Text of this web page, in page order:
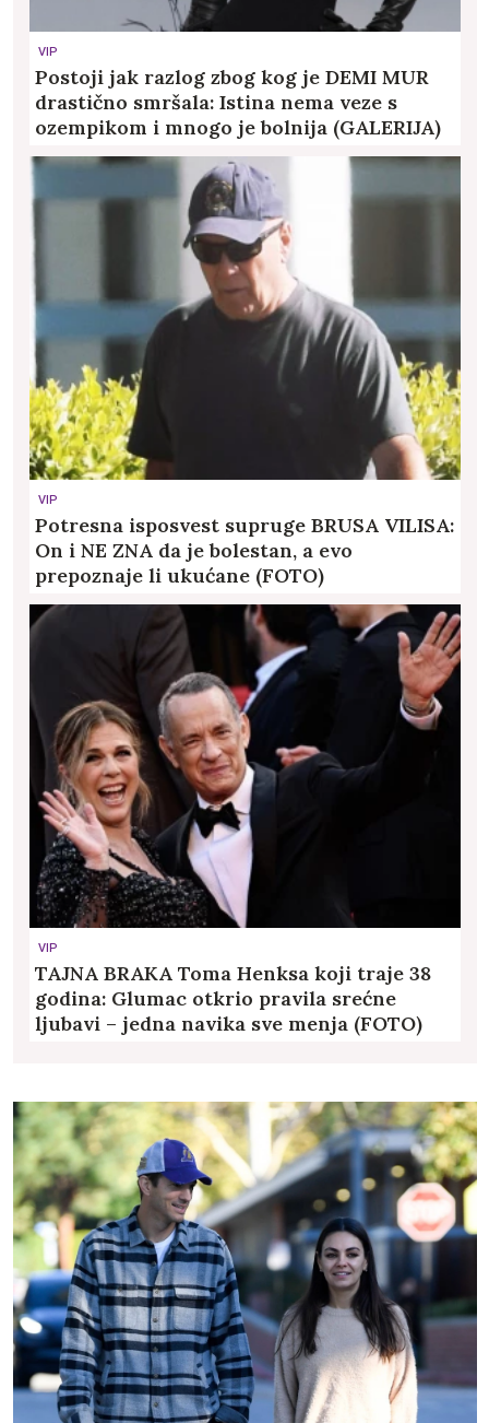
VIP
Postoji jak razlog zbog kog je DEMI MUR
drastično smršala: Istina nema veze s
ozempikom i mnogo je bolnija (GALERIJA)
VIP
Potresna isposvest supruge BRUSA VILISA:
On i NE ZNA da je bolestan, a evo
prepoznaje li ukućane (FOTO)
VIP
TAJNA BRAKA Toma Henksa koji traje 38
godina: Glumac otkrio pravila srećne
ljubavi – jedna navika sve menja (FOTO)